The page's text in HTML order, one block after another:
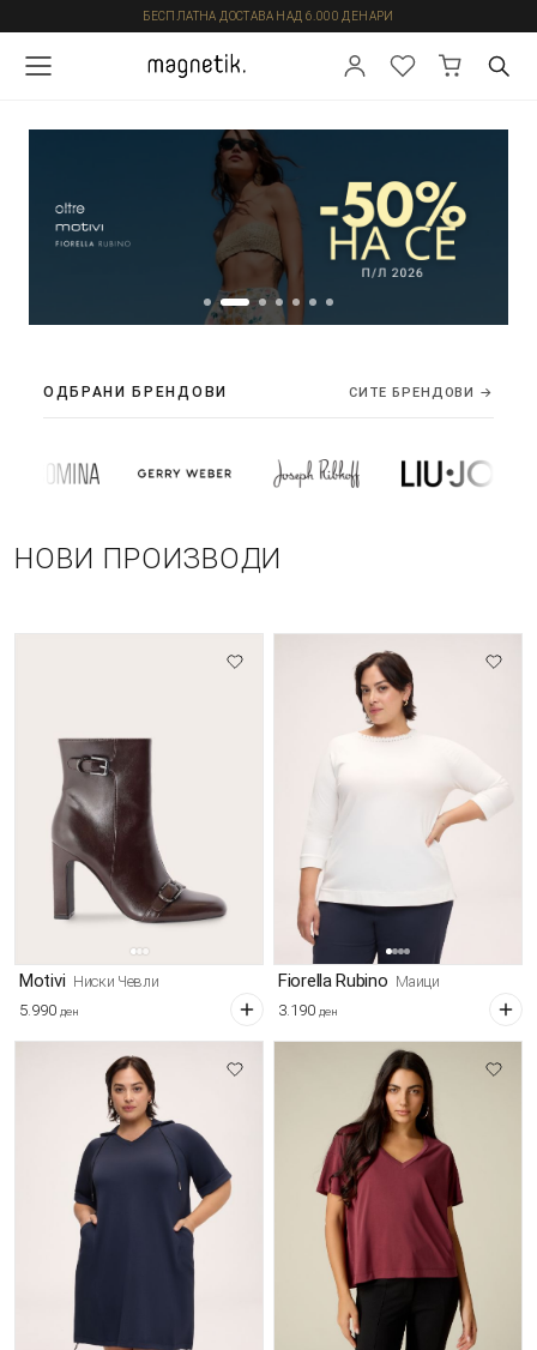
БЕСПЛАТНА ДОСТАВА НАД 6.000 ДЕНАРИ
ОДБРАНИ БРЕНДОВИ СИТЕ БРЕНДОВИ →
НОВИ ПРОИЗВОДИ
Motivi Ниски Чевли
5.990 ден
Fiorella Rubino Маици
3.190 ден